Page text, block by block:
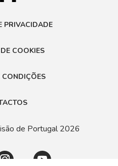
PRIVACIDADE
COOKIES
CONDIÇÕES
de Portugal 2026